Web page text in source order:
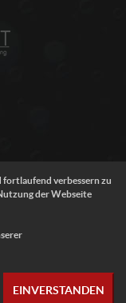
fortlaufend verbessern zu
der Webseite
EINVERSTANDEN